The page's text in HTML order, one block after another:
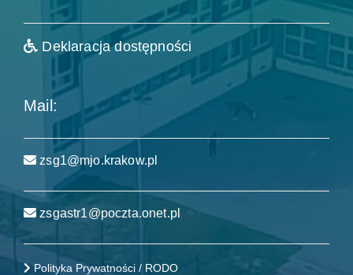
Deklaracja dostępności
Mail:
zsg1@mjo.krakow.pl
zsgastr1@poczta.onet.pl
Polityka Prywatności / RODO